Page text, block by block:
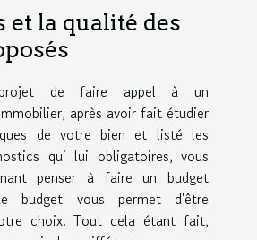
et la qualité des
de faire appel à un
après avoir fait étudier
de votre bien et listé les
qui lui obligatoires, vous
penser à faire un budget
budget vous permet d'être
choix. Tout cela étant fait,